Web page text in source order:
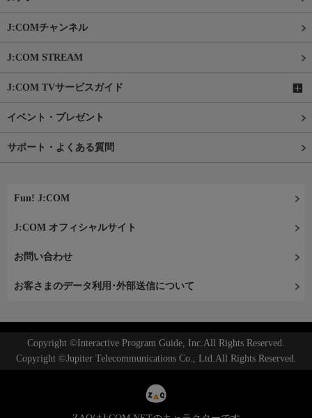
J:COMチャンネル
J:COM STREAM
J:COM TVサービスガイド
イベント・プレゼント
サポート・よくある質問
Fun! J:COM
J:COM オフィシャルサイト
お問い合わせ
お客さまのデータ利用･外部送信について
Copyright ©Interactive Program Guide, Inc.All Rights Reserved.
Copyright ©Jupiter Telecommunications Co., Ltd.All Rights Reserved.